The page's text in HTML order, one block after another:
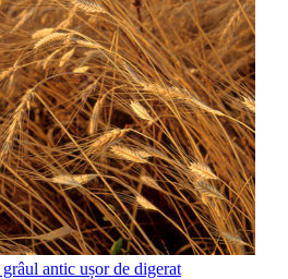
antic ușor de digerat